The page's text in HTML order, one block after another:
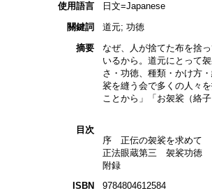
使用語言
日文=Japanese
關鍵詞
道元; 功徳
摘要
なぜ、人が捨てた布を捨
いるから。道元にとって
さ・功徳、種類・かけ方
裟を縫う会で多くの人々
ことから」「お袈裟（絡子
目次
序 正伝の袈裟を求めて
正法眼蔵第三 袈裟功徳
附録
ISBN
9784804612584